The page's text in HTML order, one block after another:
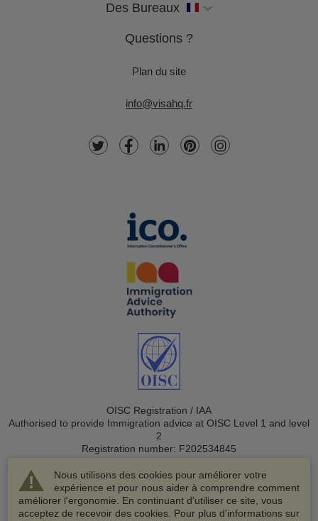
Nous utilisons des cookies pour améliorer votre
expérience et pour nous aider à comprendre comment
améliorer l'ergonomie. En continuant d'utiliser ce site, vous
acceptez de recevoir des cookies. Pour plus d'informations sur
Des Bureaux
Questions ?
Plan du site
info@visahq.fr
OISC Registration / IAA
Authorised to provide Immigration advice at OISC Level 1 and level
2
Registration number: F202534845